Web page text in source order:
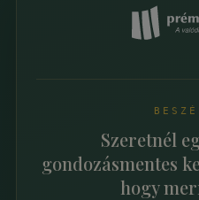
Szeretnél
gondozásmentes
hogy